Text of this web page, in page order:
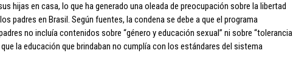
hijas en casa, lo que ha generado una oleada de preocupación sobre la libertad
padres en Brasil. Según fuentes, la condena se debe a que el programa
no incluía contenidos sobre “género y educación sexual” ni sobre “tolerancia
la educación que brindaban no cumplía con los estándares del sistema